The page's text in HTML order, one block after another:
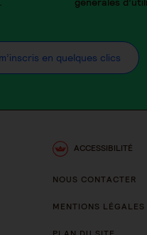
en quelques clics
ACCESSIBILITÉ
NOUS CONTACTER
MENTIONS LÉGALES